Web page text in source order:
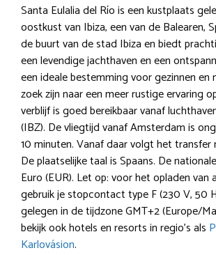
Santa Eulalia del Río is een kustplaats
oostkust van Ibiza, een van de Balearen,
de buurt van de stad Ibiza en biedt
een levendige jachthaven en een
een ideale bestemming voor gezinnen en
zoek zijn naar een meer rustige ervaring
verblijf is goed bereikbaar vanaf
(IBZ). De vliegtijd vanaf Amsterdam is
10 minuten. Vanaf daar volgt het transfer
De plaatselijke taal is Spaans. De
Euro (EUR). Let op: voor het opladen van
gebruik je stopcontact type F (230 V, 50
gelegen in de tijdzone GMT+2 (Europe/
bekijk ook hotels en resorts in regio’s als
Karlovásion.